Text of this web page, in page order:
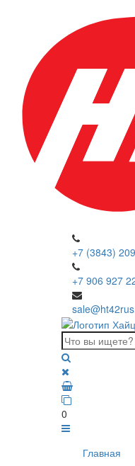
+7 (3843)
+7 906 927
0
Главная